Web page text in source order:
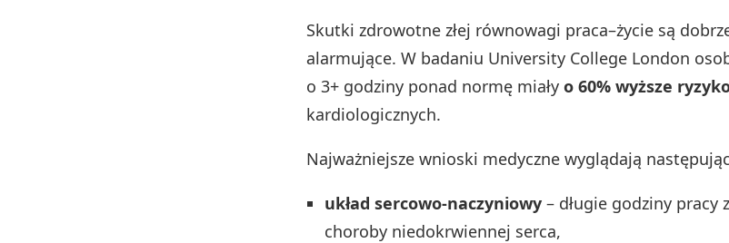
Skutki zdrowotne złej równowagi praca–życie są
alarmujące. W badaniu University College London
o 3+ godziny ponad normę miały o 60% wyższe
kardiologicznych.
Najważniejsze wnioski medyczne wyglądają
układ sercowo-naczyniowy – długie godziny pracy
choroby niedokrwiennej serca,